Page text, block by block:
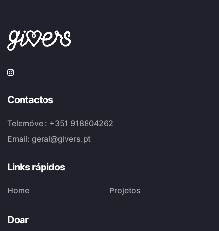
Contactos
Telemóvel: +351 918804262
Email: geral@givers.pt
Links rápidos
Home Projetos
Doar